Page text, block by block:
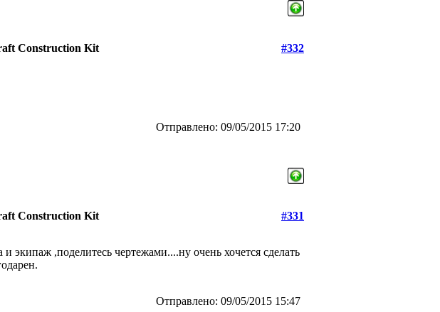
Construction Kit
#332
Отправлено: 09/05/2015 17:20
Construction Kit
#331
экипаж ,поделитесь чертежами....ну очень хочется сделать
Отправлено: 09/05/2015 15:47